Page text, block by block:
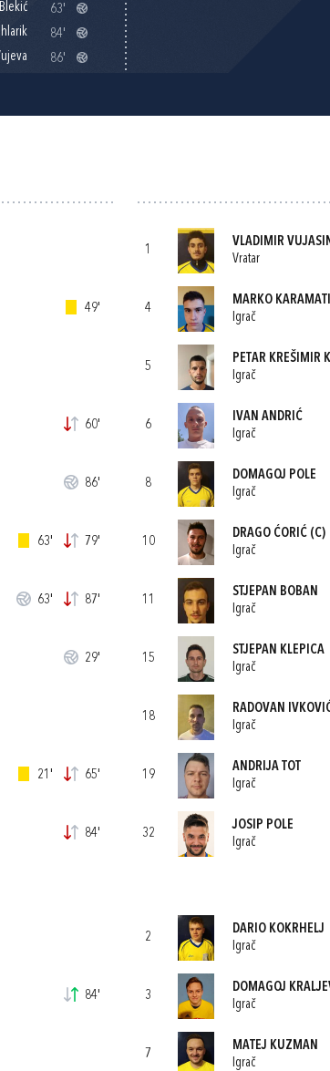
63'
84'
86'
49'
60'
86'
63' 79'
63' 87'
29'
21' 65'
84'
84'
1
VLADIMIR
Vratar
4
MARKO
Igrač
5
PETAR KREŠIMIR
Igrač
6
IVAN ANDRIĆ
Igrač
8
DOMAGOJ POLE
Igrač
10
DRAGO ĆORIĆ(C)
Igrač
11
STJEPAN BOBAN
Igrač
15
STJEPAN KLEPICA
Igrač
18
RADOVAN
Igrač
19
ANDRIJA TOT
Igrač
32
JOSIP POLE
Igrač
2
DARIO KOKRHELJ
Igrač
3
DOMAGOJ
Igrač
7
MATEJ KUZMAN
Igrač